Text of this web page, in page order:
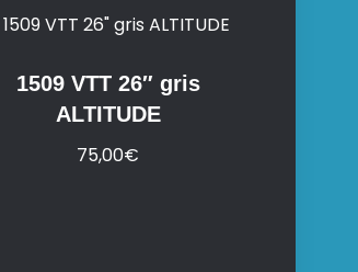
1509 VTT 26″ gris
ALTITUDE
75,00€